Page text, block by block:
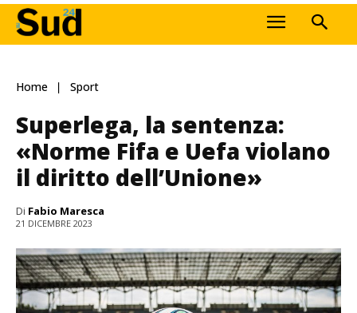
Home Sport
Superlega, la sentenza:
«Norme Fifa e Uefa violano
il diritto dell’Unione»
Di Fabio Maresca
21 DICEMBRE 2023